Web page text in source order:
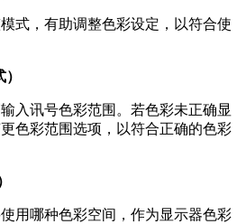
式，有助调整色彩设定，以符合使
入讯号色彩范围。若色彩未正确显
色彩范围选项，以符合正确的色彩
用哪种色彩空间，作为显示器色彩